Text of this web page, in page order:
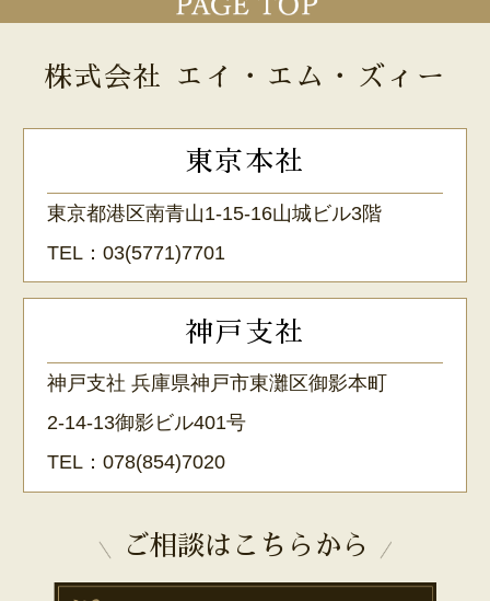
株式会社 エイ・エム・ズィー
東京本社
東京都港区南青山1-15-16山城ビル3階
TEL：03(5771)7701
神戸支社
神戸支社 兵庫県神戸市東灘区御影本町
2-14-13御影ビル401号
TEL：078(854)7020
ご相談はこちらから